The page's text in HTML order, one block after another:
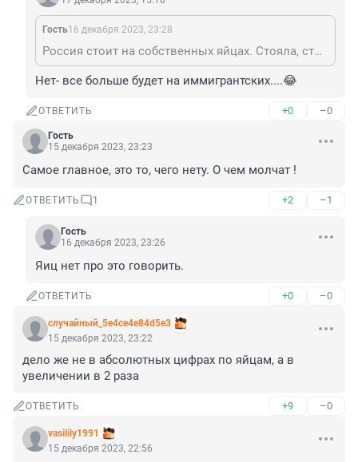
Гость16 декабря 2023, 23:28
Россия стоит на собственных яйцах. Стояла, стоит и будет стоять!
Нет- все больше будет на иммигрантских....😂
ОТВЕТИТЬ +0 –0
Гость
15 декабря 2023, 23:23
Самое главное, это то, чего нету. О чем молчат !
ОТВЕТИТЬ 1 +2 –1
Гость
16 декабря 2023, 23:26
Яиц нет про это говорить.
ОТВЕТИТЬ +0 –0
случайный_5e4ce4e84d5e3
15 декабря 2023, 23:22
дело же не в абсолютных цифрах по яйцам, а в
увеличении в 2 раза
ОТВЕТИТЬ +9 –0
vasilily1991
15 декабря 2023, 22:56